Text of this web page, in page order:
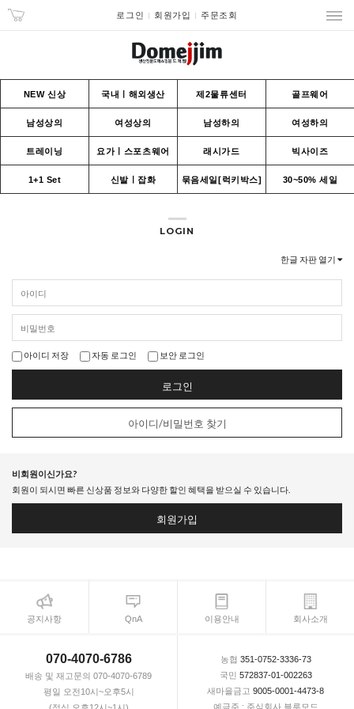
로그인 회원가입 주문조회
NEW 신상 국내ㅣ해외생산 제2물류센터 골프웨어
남성상의 여성상의 남성하의 여성하의
트레이닝 요가ㅣ스포츠웨어 래시가드 빅사이즈
1+1 Set 신발ㅣ잡화 묶음세일[럭키박스] 30~50% 세일
LOGIN
한글 자판 열기
아이디 저장 자동 로그인 보안 로그인
로그인
아이디/비밀번호 찾기
비회원이신가요?
회원이 되시면 빠른 신상품 정보와 다양한 할인 혜택을 받으실 수 있습니다.
회원가입
공지사항 QnA 이용안내 회사소개
070-4070-6786
배송 및 재고문의 070-4070-6789
평일 오전10시~오후5시
농협 351-0752-3336-73
국민 572837-01-002263
새마을금고 9005-0001-4473-8
예금주 : 주식회사 블루모드